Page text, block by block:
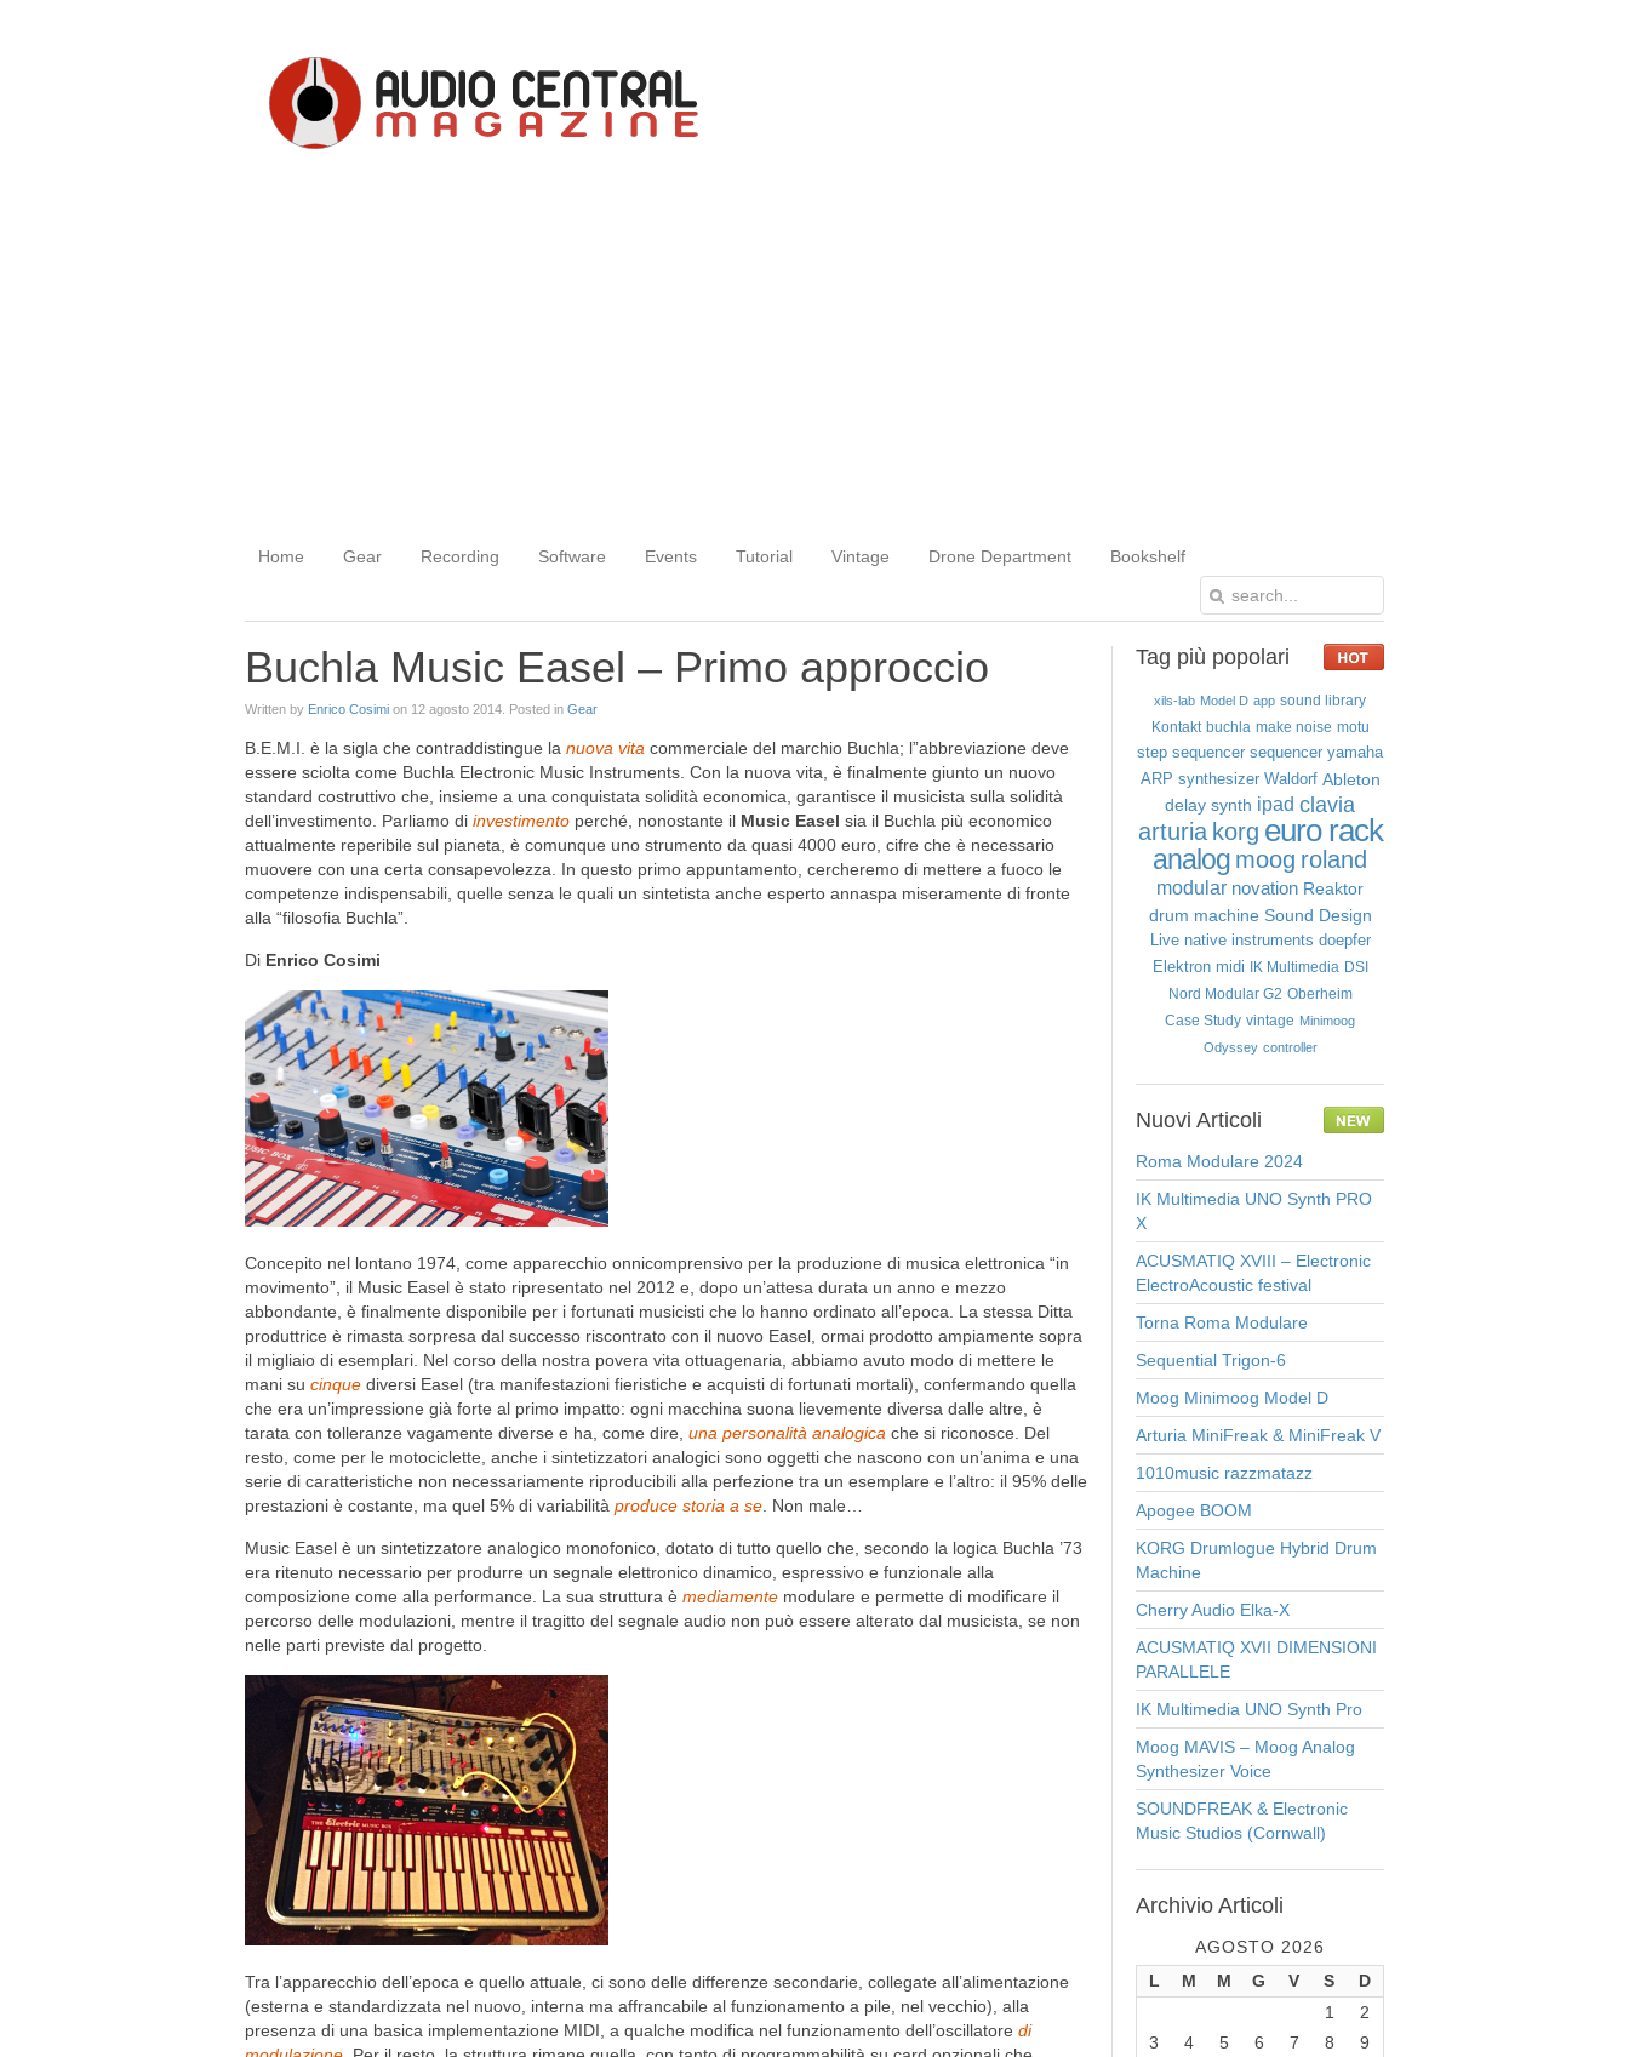
Home Gear Recording Software Events Tutorial Vintage Drone Department Bookshelf
Buchla Music Easel – Primo approccio
Written by Enrico Cosimi on 12 agosto 2014 . Posted in Gear
B.E.M.I. è la sigla che contraddistingue la nuova vita commerciale del marchio Buchla; l”abbreviazione deve
essere sciolta come Buchla Electronic Music Instruments. Con la nuova vita, è finalmente giunto un nuovo
standard costruttivo che, insieme a una conquistata solidità economica, garantisce il musicista sulla solidità
dell’investimento. Parliamo di investimento perché, nonostante il Music Easel sia il Buchla più economico
attualmente reperibile sul pianeta, è comunque uno strumento da quasi 4000 euro, cifre che è necessario
muovere con una certa consapevolezza. In questo primo appuntamento, cercheremo di mettere a fuoco le
competenze indispensabili, quelle senza le quali un sintetista anche esperto annaspa miseramente di fronte
alla “filosofia Buchla”.
Di Enrico Cosimi
Concepito nel lontano 1974, come apparecchio onnicomprensivo per la produzione di musica elettronica “in
movimento”, il Music Easel è stato ripresentato nel 2012 e, dopo un’attesa durata un anno e mezzo
abbondante, è finalmente disponibile per i fortunati musicisti che lo hanno ordinato all’epoca. La stessa Ditta
produttrice è rimasta sorpresa dal successo riscontrato con il nuovo Easel, ormai prodotto ampiamente sopra
il migliaio di esemplari. Nel corso della nostra povera vita ottuagenaria, abbiamo avuto modo di mettere le
mani su cinque diversi Easel (tra manifestazioni fieristiche e acquisti di fortunati mortali), confermando quella
che era un’impressione già forte al primo impatto: ogni macchina suona lievemente diversa dalle altre, è
tarata con tolleranze vagamente diverse e ha, come dire, una personalità analogica che si riconosce. Del
resto, come per le motociclette, anche i sintetizzatori analogici sono oggetti che nascono con un’anima e una
serie di caratteristiche non necessariamente riproducibili alla perfezione tra un esemplare e l’altro: il 95% delle
prestazioni è costante, ma quel 5% di variabilità produce storia a se . Non male…
Music Easel è un sintetizzatore analogico monofonico, dotato di tutto quello che, secondo la logica Buchla ’73
era ritenuto necessario per produrre un segnale elettronico dinamico, espressivo e funzionale alla
composizione come alla performance. La sua struttura è mediamente modulare e permette di modificare il
percorso delle modulazioni, mentre il tragitto del segnale audio non può essere alterato dal musicista, se non
nelle parti previste dal progetto.
Tra l’apparecchio dell’epoca e quello attuale, ci sono delle differenze secondarie, collegate all’alimentazione
(esterna e standardizzata nel nuovo, interna ma affrancabile al funzionamento a pile, nel vecchio), alla
presenza di una basica implementazione MIDI, a qualche modifica nel funzionamento dell’oscillatore di
Tag più popolari
xils-lab Model D app sound library
Kontakt buchla make noise motu
step sequencer sequencer yamaha
ARP synthesizer Waldorf Ableton
delay synth ipad clavia
arturia korg euro rack
analog moog roland
modular novation Reaktor
drum machine Sound Design
Live native instruments doepfer
Elektron midi IK Multimedia DSI
Nord Modular G2 Oberheim
Case Study vintage Minimoog
Odyssey controller
Nuovi Articoli
Roma Modulare 2024
IK Multimedia UNO Synth PRO
X
ACUSMATIQ XVIII – Electronic
ElectroAcoustic festival
Torna Roma Modulare
Sequential Trigon-6
Moog Minimoog Model D
Arturia MiniFreak & MiniFreak V
1010music razzmatazz
Apogee BOOM
KORG Drumlogue Hybrid Drum
Machine
Cherry Audio Elka-X
ACUSMATIQ XVII DIMENSIONI
PARALLELE
IK Multimedia UNO Synth Pro
Moog MAVIS – Moog Analog
Synthesizer Voice
SOUNDFREAK & Electronic
Music Studios (Cornwall)
Archivio Articoli
AGOSTO 2026
L
M M G V S D
1
2
3
4 5 6 7 8
9